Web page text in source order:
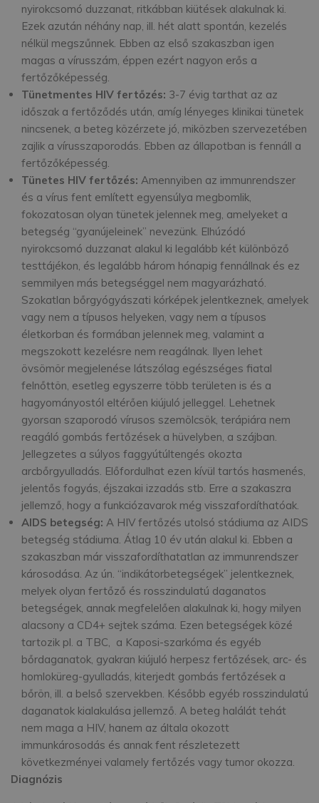
nyirokcsomó duzzanat, ritkábban kiütések alakulnak ki.
Ezek azután néhány nap, ill. hét alatt spontán, kezelés
nélkül megszűnnek. Ebben az első szakaszban igen
magas a vírusszám, éppen ezért nagyon erős a
fertőzőképesség.
Tünetmentes HIV fertőzés: 3-7 évig tarthat az az
időszak a fertőződés után, amíg lényeges klinikai tünetek
nincsenek, a beteg közérzete jó, miközben szervezetében
zajlik a vírusszaporodás. Ebben az állapotban is fennáll a
fertőzőképesség.
Tünetes HIV fertőzés: Amennyiben az immunrendszer
és a vírus fent említett egyensúlya megbomlik,
fokozatosan olyan tünetek jelennek meg, amelyeket a
betegség “gyanújeleinek” nevezünk. Elhúzódó
nyirokcsomó duzzanat alakul ki legalább két különböző
testtájékon, és legalább három hónapig fennállnak és ez
semmilyen más betegséggel nem magyarázható.
Szokatlan bőrgyógyászati kórképek jelentkeznek, amelyek
vagy nem a típusos helyeken, vagy nem a típusos
életkorban és formában jelennek meg, valamint a
megszokott kezelésre nem reagálnak. Ilyen lehet
övsömör megjelenése látszólag egészséges fiatal
felnőttön, esetleg egyszerre több területen is és a
hagyományostól eltérően kiújuló jelleggel. Lehetnek
gyorsan szaporodó vírusos szemölcsök, terápiára nem
reagáló gombás fertőzések a hüvelyben, a szájban.
Jellegzetes a súlyos faggyútúltengés okozta
arcbőrgyulladás. Előfordulhat ezen kívül tartós hasmenés,
jelentős fogyás, éjszakai izzadás stb. Erre a szakaszra
jellemző, hogy a funkciózavarok még visszafordíthatóak.
AIDS betegség: A HIV fertőzés utolsó stádiuma az AIDS
betegség stádiuma. Átlag 10 év után alakul ki. Ebben a
szakaszban már visszafordíthatatlan az immunrendszer
károsodása. Az ún. “indikátorbetegségek” jelentkeznek,
melyek olyan fertőző és rosszindulatú daganatos
betegségek, annak megfelelően alakulnak ki, hogy milyen
alacsony a CD4+ sejtek száma. Ezen betegségek közé
tartozik pl. a TBC, a Kaposi-szarkóma és egyéb
bőrdaganatok, gyakran kiújuló herpesz fertőzések, arc- és
homloküreg-gyulladás, kiterjedt gombás fertőzések a
bőrön, ill. a belső szervekben. Később egyéb rosszindulatú
daganatok kialakulása jellemző. A beteg halálát tehát
nem maga a HIV, hanem az általa okozott
immunkárosodás és annak fent részletezett
következményei valamely fertőzés vagy tumor okozza.
Diagnózis